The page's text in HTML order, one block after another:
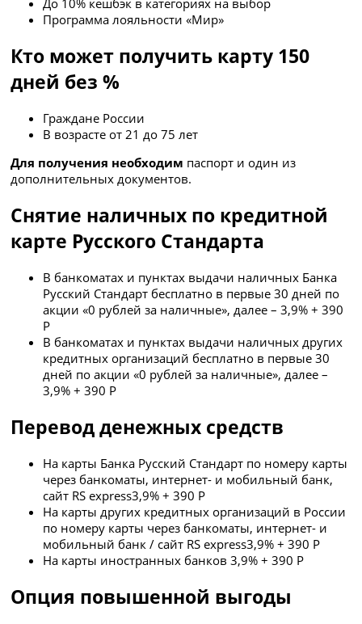
Программа лояльности «Мир»
Кто может получить карту 150
дней без %
Граждане России
В возрасте от 21 до 75 лет
Для получения необходим паспорт и один из
дополнительных документов.
Снятие наличных по кредитной
карте Русского Стандарта
В банкоматах и пунктах выдачи наличных Банка
Русский Стандарт бесплатно в первые 30 дней по
акции «0 рублей за наличные», далее –3,9% + 390
Р
В банкоматах и пунктах выдачи наличных других
кредитных организаций бесплатно в первые 30
дней по акции «0 рублей за наличные», далее –
3,9% + 390 Р
Перевод денежных средств
На карты Банка Русский Стандарт по номеру карты
через банкоматы, интернет- и мобильный банк,
сайт RS express3,9% + 390 Р
На карты других кредитных организаций в России
по номеру карты через банкоматы, интернет- и
мобильный банк / сайт RS express3,9% + 390 Р
На карты иностранных банков3,9% + 390 Р
Опция повышенной выгоды